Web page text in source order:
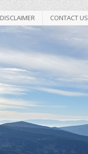
DISCLAIMER CONTACT US